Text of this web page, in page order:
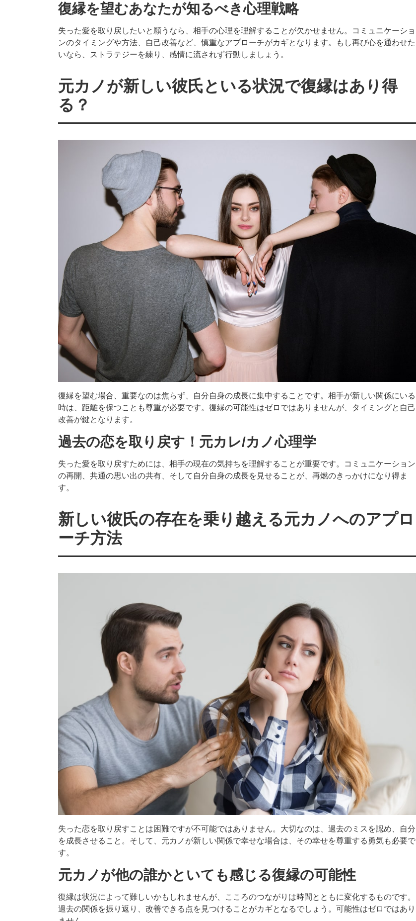
復縁を望むあなたが知るべき心理戦略
失った愛を取り戻したいと願うなら、相手の心理を理解することが欠かせません。コミュニケーショ
ンのタイミングや方法、自己改善など、慎重なアプローチがカギとなります。もし再び心を通わせた
いなら、ストラテジーを練り、感情に流されず行動しましょう。
元カノが新しい彼氏といる状況で復縁はあり得
る？
復縁を望む場合、重要なのは焦らず、自分自身の成長に集中することです。相手が新しい関係にいる
時は、距離を保つことも尊重が必要です。復縁の可能性はゼロではありませんが、タイミングと自己
改善が鍵となります。
過去の恋を取り戻す！元カレ/カノ心理学
失った愛を取り戻すためには、相手の現在の気持ちを理解することが重要です。コミュニケーション
の再開、共通の思い出の共有、そして自分自身の成長を見せることが、再燃のきっかけになり得ま
す。
新しい彼氏の存在を乗り越える元カノへのアプロ
ーチ方法
失った恋を取り戻すことは困難ですが不可能ではありません。大切なのは、過去のミスを認め、自分
を成長させること。そして、元カノが新しい関係で幸せな場合は、その幸せを尊重する勇気も必要で
す。
元カノが他の誰かといても感じる復縁の可能性
復縁は状況によって難しいかもしれませんが、こころのつながりは時間とともに変化するものです。
過去の関係を振り返り、改善できる点を見つけることがカギとなるでしょう。可能性はゼロではあり